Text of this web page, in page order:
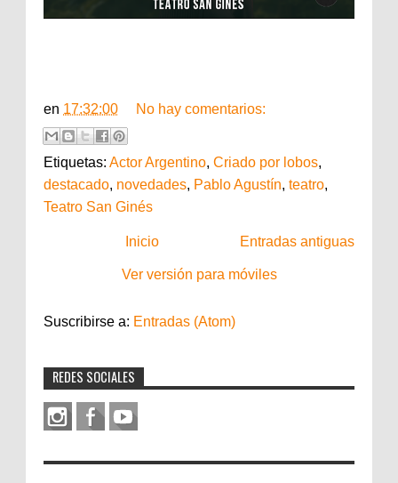
en 17:32:00 No hay comentarios:
Etiquetas: Actor Argentino, Criado por lobos,
destacado, novedades, Pablo Agustín, teatro,
Teatro San Ginés
Entradas antiguas
Inicio
Ver versión para móviles
Suscribirse a: Entradas (Atom)
REDES SOCIALES